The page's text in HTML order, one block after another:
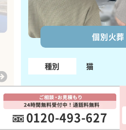
個別火葬
種別 猫
※上記は事例であり、葬儀の
0120-493-627